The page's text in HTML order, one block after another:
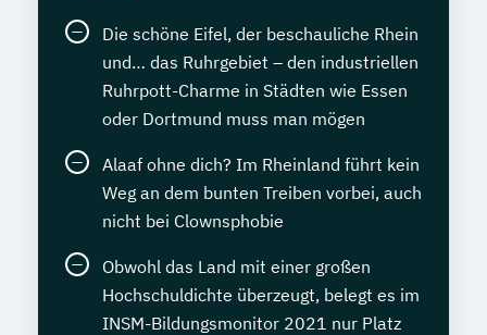
Die schöne Eifel, der beschauliche Rhein
und… das Ruhrgebiet – den industriellen
Ruhrpott-Charme in Städten wie Essen
oder Dortmund muss man mögen
Alaaf ohne dich? Im Rheinland führt kein
Weg an dem bunten Treiben vorbei, auch
nicht bei Clownsphobie
Obwohl das Land mit einer großen
Hochschuldichte überzeugt, belegt es im
INSM-Bildungsmonitor 2021 nur Platz